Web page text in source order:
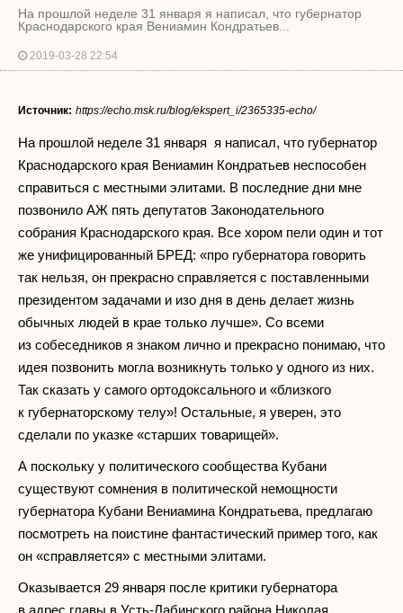
На прошлой неделе 31 января я написал, что губернатор
Краснодарского края Вениамин Кондратьев...
2019-03-28 22:54
Источник: https://echo.msk.ru/blog/ekspert_i/2365335-echo/
На прошлой неделе 31 января я написал, что губернатор
Краснодарского края Вениамин Кондратьев неспособен
справиться с местными элитами. В последние дни мне
позвонило АЖ пять депутатов Законодательного
собрания Краснодарского края. Все хором пели один и тот
же унифицированный БРЕД: «про губернатора говорить
так нельзя, он прекрасно справляется с поставленными
президентом задачами и изо дня в день делает жизнь
обычных людей в крае только лучше». Со всеми
из собеседников я знаком лично и прекрасно понимаю, что
идея позвонить могла возникнуть только у одного из них.
Так сказать у самого ортодоксального и «близкого
к губернаторскому телу»! Остальные, я уверен, это
сделали по указке «старших товарищей».
А поскольку у политического сообщества Кубани
существуют сомнения в политической немощности
губернатора Кубани Вениамина Кондратьева, предлагаю
посмотреть на поистине фантастический пример того, как
он «справляется» с местными элитами.
Оказывается 29 января после критики губернатора
в адрес главы в Усть-Лабинского района Николая